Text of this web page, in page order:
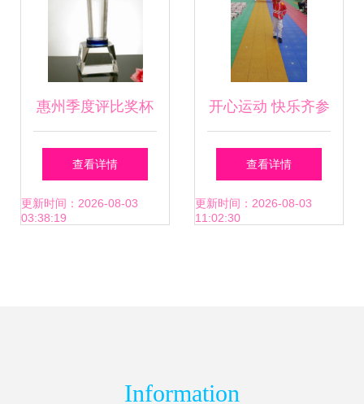
惠州季度评比奖杯
与运动会奖牌 技术
与荣誉的共融制作
查看详情
更新时间：2026-08-03
03:38:19
开心运动 快乐齐参
与——开平市商业
幼儿园大班级冬季
查看详情
更新时间：2026-08-03
11:02:30
Information